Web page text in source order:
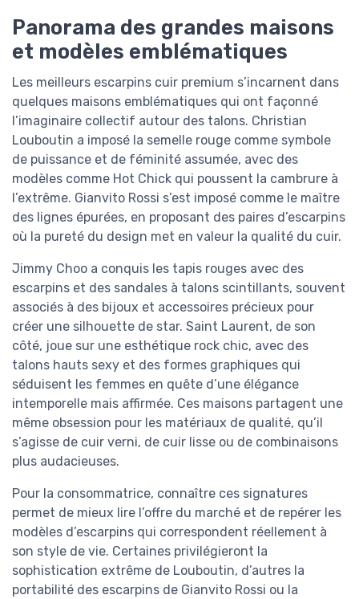
Panorama des grandes maisons
et modèles emblématiques
Les meilleurs escarpins cuir premium s’incarnent dans
quelques maisons emblématiques qui ont façonné
l’imaginaire collectif autour des talons. Christian
Louboutin a imposé la semelle rouge comme symbole
de puissance et de féminité assumée, avec des
modèles comme Hot Chick qui poussent la cambrure à
l’extrême. Gianvito Rossi s’est imposé comme le maître
des lignes épurées, en proposant des paires d’escarpins
où la pureté du design met en valeur la qualité du cuir.
Jimmy Choo a conquis les tapis rouges avec des
escarpins et des sandales à talons scintillants, souvent
associés à des bijoux et accessoires précieux pour
créer une silhouette de star. Saint Laurent, de son
côté, joue sur une esthétique rock chic, avec des
talons hauts sexy et des formes graphiques qui
séduisent les femmes en quête d’une élégance
intemporelle mais affirmée. Ces maisons partagent une
même obsession pour les matériaux de qualité, qu’il
s’agisse de cuir verni, de cuir lisse ou de combinaisons
plus audacieuses.
Pour la consommatrice, connaître ces signatures
permet de mieux lire l’offre du marché et de repérer les
modèles d’escarpins qui correspondent réellement à
son style de vie. Certaines privilégieront la
sophistication extrême de Louboutin, d’autres la
portabilité des escarpins de Gianvito Rossi ou la